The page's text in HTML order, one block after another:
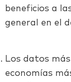
beneficios a
general en el
Los datos
economías